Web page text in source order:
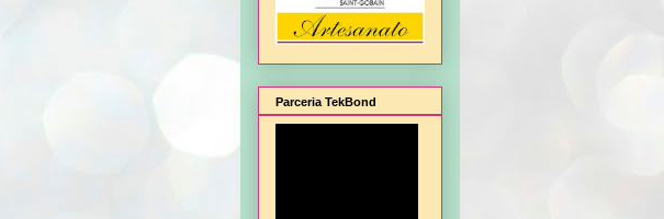
E.V.A, Coruja 3D, Embalagem de Natal, Flor Hortência, Flor Orquídea - sem frisador, Flor Rosa - sem
Parceria TekBond